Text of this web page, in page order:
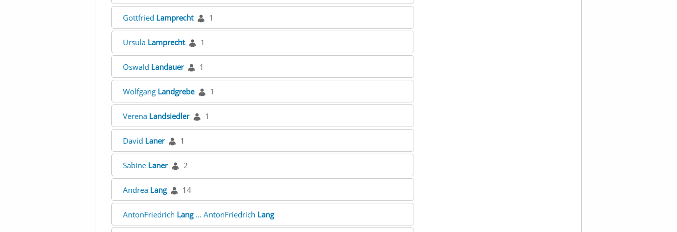
Gottfried Lamprecht 1
Ursula Lamprecht 1
Oswald Landauer 1
Wolfgang Landgrebe 1
Verena Landsiedler 1
David Laner 1
Sabine Laner 2
Andrea Lang 14
AntonFriedrich Lang... AntonFriedrich Lang